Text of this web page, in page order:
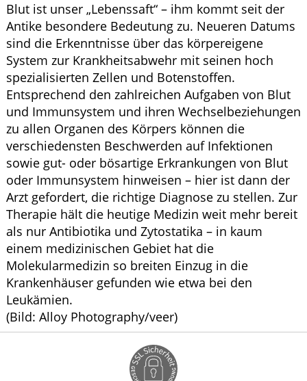
Blut ist unser „Lebenssaft“ – ihm kommt seit der
Antike besondere Bedeutung zu. Neueren Datums
sind die Erkenntnisse über das körpereigene
System zur Krankheitsabwehr mit seinen hoch
spezialisierten Zellen und Botenstoffen.
Entsprechend den zahlreichen Aufgaben von Blut
und Immunsystem und ihren Wechselbeziehungen
zu allen Organen des Körpers können die
verschiedensten Beschwerden auf Infektionen
sowie gut- oder bösartige Erkrankungen von Blut
oder Immunsystem hinweisen – hier ist dann der
Arzt gefordert, die richtige Diagnose zu stellen. Zur
Therapie hält die heutige Medizin weit mehr bereit
als nur Antibiotika und Zytostatika – in kaum
einem medizinischen Gebiet hat die
Molekularmedizin so breiten Einzug in die
Krankenhäuser gefunden wie etwa bei den
Leukämien.
(Bild: Alloy Photography/veer)